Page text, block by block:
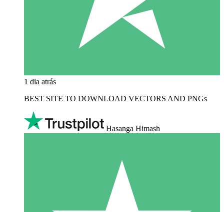
1 dia atrás
BEST SITE TO DOWNLOAD VECTORS AND PNGs
Hasanga Himash